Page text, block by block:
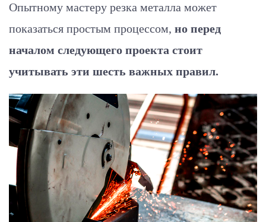
Опытному мастеру резка металла может
показаться простым процессом, но перед
началом следующего проекта стоит
учитывать эти шесть важных правил.